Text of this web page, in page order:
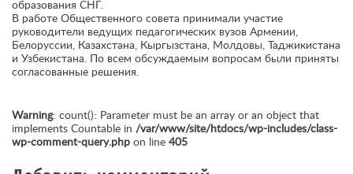
образования СНГ.
В работе Общественного совета принимали участие
руководители ведущих педагогических вузов Армении,
Белоруссии, Казахстана, Кыргызстана, Молдовы, Таджикистана
и Узбекистана. По всем обсуждаемым вопросам были приняты
согласованные решения.
Warning: count(): Parameter must be an array or an object that
implements Countable in /var/www/site/htdocs/wp-includes/class-
wp-comment-query.php on line 405